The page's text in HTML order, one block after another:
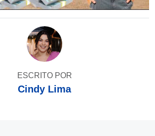
ESCRITO POR
Cindy Lima